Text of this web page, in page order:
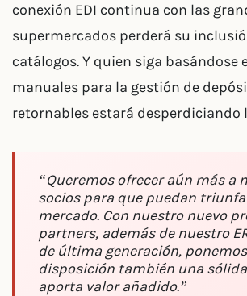
conexión EDI continua con las
supermercados perderá su
catálogos. Y quien siga basándose
manuales para la gestión de
retornables estará desperdiciando
“Queremos ofrecer aún más a
socios para que puedan
mercado. Con nuestro nuevo
partners, además de nuestro
de última generación,
disposición también una
aporta valor añadido.”